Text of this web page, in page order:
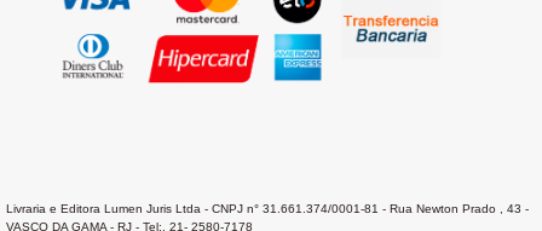
Livraria e Editora Lumen Juris Ltda - CNPJ n° 31.661.374/0001-81 - Rua Newton Prado , 43 -
VASCO DA GAMA - RJ - Tel:. 21- 2580-7178